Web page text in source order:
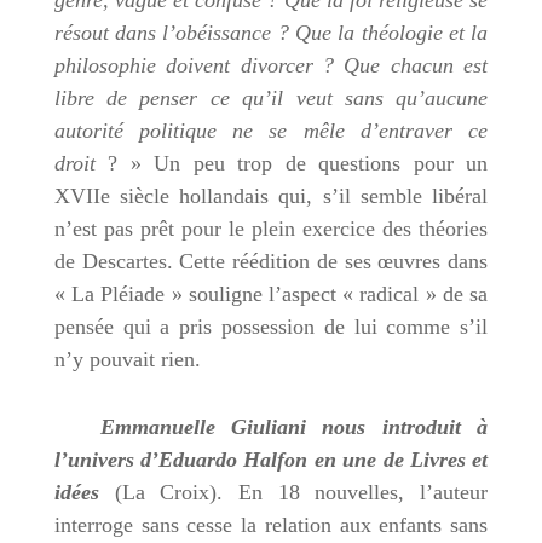
résout dans l’obéissance ? Que la théologie et la
philosophie doivent divorcer ? Que chacun est
libre de penser ce qu’il veut sans qu’aucune
autorité politique ne se mêle d’entraver ce
droit? » Un peu trop de questions pour un
XVIIe siècle hollandais qui, s’il semble libéral
n’est pas prêt pour le plein exercice des théories
de Descartes. Cette réédition de ses œuvres dans
« La Pléiade » souligne l’aspect « radical » de sa
pensée qui a pris possession de lui comme s’il
n’y pouvait rien.
Emmanuelle Giuliani nous introduit à
l’univers d’Eduardo Halfon en une de Livres et
idées (La Croix). En 18 nouvelles, l’auteur
interroge sans cesse la relation aux enfants sans